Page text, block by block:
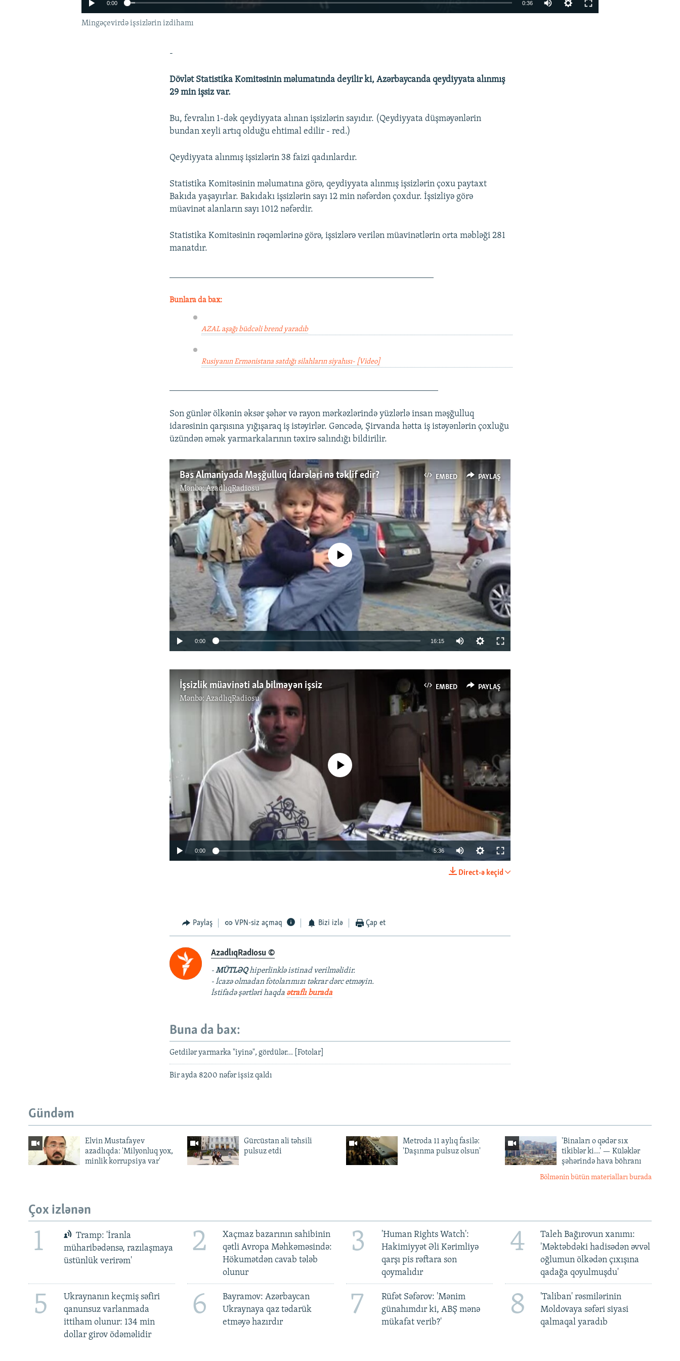
0:00 0:36
Mingəçevirdə işsizlərin izdihamı
-
Dövlət Statistika Komitəsinin məlumatında deyilir ki, Azərbaycanda qeydiyyata alınmış
29 min işsiz var.
Bu, fevralın 1-dək qeydiyyata alınan işsizlərin sayıdır. (Qeydiyyata düşməyənlərin
bundan xeyli artıq olduğu ehtimal edilir - red.)
Qeydiyyata alınmış işsizlərin 38 faizi qadınlardır.
Statistika Komitəsinin məlumatına görə, qeydiyyata alınmış işsizlərin çoxu paytaxt
Bakıda yaşayırlar. Bakıdakı işsizlərin sayı 12 min nəfərdən çoxdur. İşsizliyə görə
müavinət alanların sayı 1012 nəfərdir.
Statistika Komitəsinin rəqəmlərinə görə, işsizlərə verilən müavinətlərin orta məbləği 281
manatdır.
Bunlara da bax:
AZAL aşağı büdcəli brend yaradıb
Rusiyanın Ermənistana satdığı silahların siyahısı- [Video]
Son günlər ölkənin əksər şəhər və rayon mərkəzlərində yüzlərlə insan məşğulluq
idarəsinin qarşısına yığışaraq iş istəyirlər. Gəncədə, Şirvanda hətta iş istəyənlərin çoxluğu
üzündən əmək yarmarkalarının təxirə salındığı bildirilir.
EMBED PAYLAŞ
Bəs Almaniyada Məşğulluq İdarələri nə təklif edir?
Mənbə:AzadlıqRadiosu
EMBED PAYLAŞ
No media source currently available
0:00 16:15
EMBED PAYLAŞ
İşsizlik müavinəti ala bilməyən işsiz
Mənbə:AzadlıqRadiosu
No media source currently available
0:00 5:36
Direct-ə keçid
Paylaş VPN-siz açmaq Bizi izlə Çap et
AzadlıqRadiosu ©
-MÜTLƏQhiperlinklə istinad verilməlidir.
- İcazə olmadan fotolarımızı təkrar dərc etməyin.
İstifadə şərtləri haqda ətraflı burada
Buna da bax:
Getdilər yarmarka "iyinə", gördülər... [Fotolar]
Bir ayda 8200 nəfər işsiz qaldı
Gündəm
Elvin Mustafayev
azadlıqda: 'Milyonluq yox,
minlik korrupsiya var'
Gürcüstan ali təhsili
pulsuz etdi
Metroda 11 aylıq fasilə:
'Daşınma pulsuz olsun'
'Binaları o qədər sıx
tikiblər ki...' — Küləklər
şəhərində hava böhranı
Bölmənin bütün materialları burada
Çox izlənən
1
Tramp: 'İranla
müharibədənsə, razılaşmaya
üstünlük verirəm'
2
Xaçmaz bazarının sahibinin
qətli Avropa Məhkəməsində:
Hökumətdən cavab tələb
olunur
3
'Human Rights Watch':
Hakimiyyət Əli Kərimliyə
qarşı pis rəftara son
qoymalıdır
4
Taleh Bağırovun xanımı:
'Məktəbdəki hadisədən əvvəl
oğlumun ölkədən çıxışına
qadağa qoyulmuşdu'
5
Ukraynanın keçmiş səfiri
qanunsuz varlanmada
ittiham olunur: 134 min
dollar girov ödəməlidir
6
Bayramov: Azərbaycan
Ukraynaya qaz tədarük
etməyə hazırdır
7
Rüfət Səfərov: 'Mənim
günahımdır ki, ABŞ mənə
mükafat verib?'
8
'Taliban' rəsmilərinin
Moldovaya səfəri siyasi
qalmaqal yaradıb